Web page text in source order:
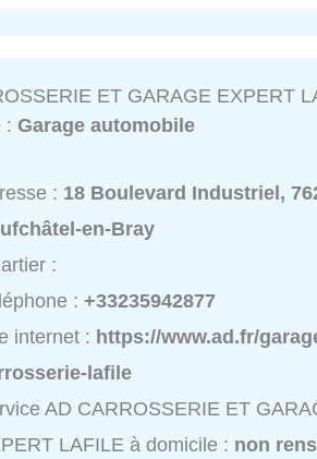
ET GARAGE EXPERT
:Garage automobile
: 18 Boulevard Industriel,
en-Bray
:
:+33235942877
internet : https://www.ad.fr/
lafile
AD CARROSSERIE ET
LAFILE à domicile : non